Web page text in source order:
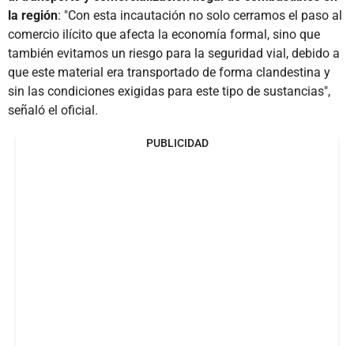
la región: "Con esta incautación no solo cerramos el paso al
comercio ilícito que afecta la economía formal, sino que
también evitamos un riesgo para la seguridad vial, debido a
que este material era transportado de forma clandestina y
sin las condiciones exigidas para este tipo de sustancias",
señaló el oficial.
PUBLICIDAD